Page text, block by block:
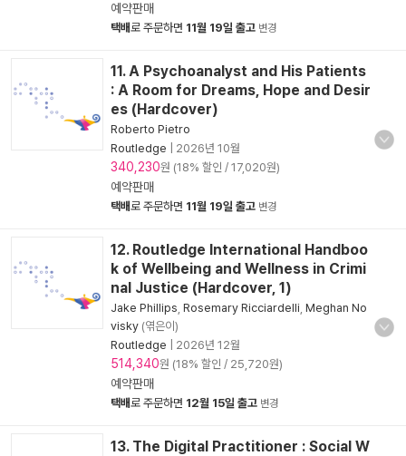
예약판매
택배로 주문하면 11월 19일 출고 변경
11. A Psychoanalyst and His Patients
: A Room for Dreams, Hope and Desir
es (Hardcover)
Roberto Pietro
Routledge
2026년 10월
340,230원 (18% 할인 / 17,020원)
예약판매
택배로 주문하면 11월 19일 출고 변경
12. Routledge International Handboo
k of Wellbeing and Wellness in Crimi
nal Justice (Hardcover, 1)
Jake Phillips Rosemary Ricciardelli Meghan No
visky (엮은이)
Routledge
2026년 12월
514,340원 (18% 할인 / 25,720원)
예약판매
택배로 주문하면 12월 15일 출고 변경
13. The Digital Practitioner : Social W